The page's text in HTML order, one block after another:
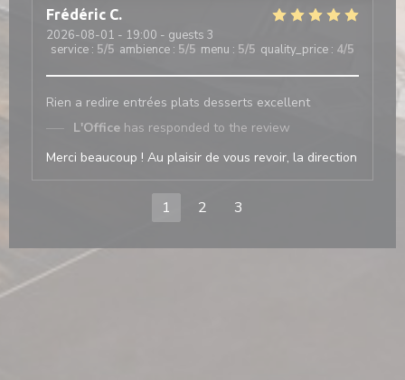
Frédéric C
2026-08-01 - 19:00 - guests 3
service : 5/5 ambience : 5/5 menu : 5/5 quality_price : 4/5
Rien a redire entrées plats desserts excellent
L'Office has responded to the review
Merci beaucoup ! Au plaisir de vous revoir, la direction
1 2 3